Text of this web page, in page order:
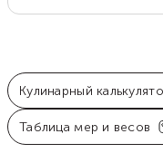
Кулинарный
Таблица мер и весов